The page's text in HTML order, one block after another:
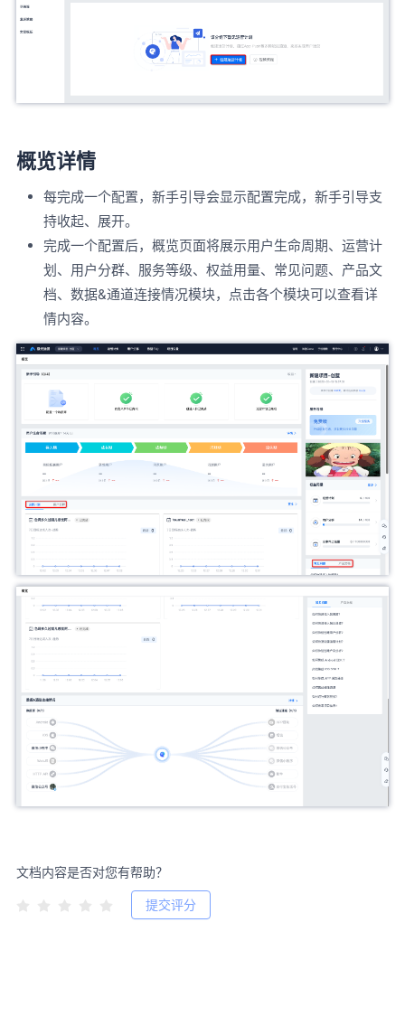
概览详情
每完成一个配置，新手引导会显示配置完成，新手引导支
持收起、展开。
完成一个配置后，概览页面将展示用户生命周期、运营计
划、用户分群、服务等级、权益用量、常见问题、产品文
档、数据&通道连接情况模块，点击各个模块可以查看详
情内容。
文档内容是否对您有帮助？
提交评分